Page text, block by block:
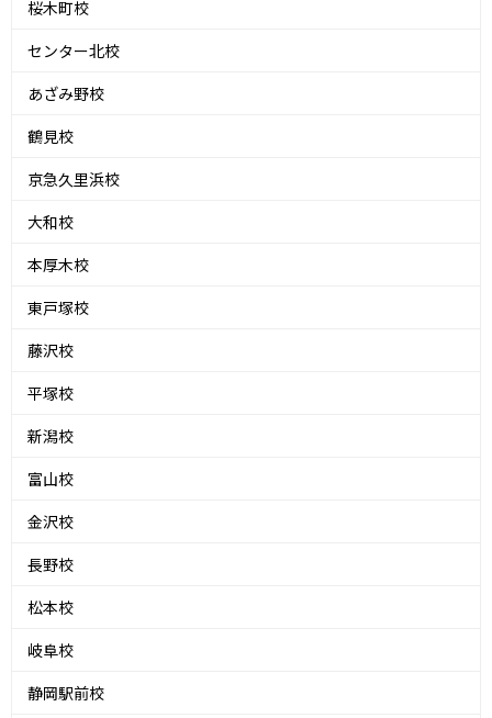
桜木町校
センター北校
あざみ野校
鶴見校
京急久里浜校
大和校
本厚木校
東戸塚校
藤沢校
平塚校
新潟校
富山校
金沢校
長野校
松本校
岐阜校
静岡駅前校